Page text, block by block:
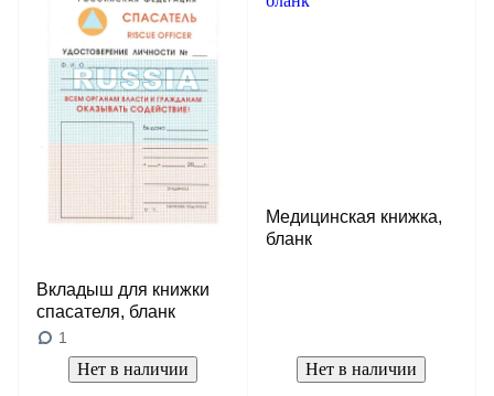
Вкладыш для книжки
спасателя, бланк
1
Нет в наличии
Медицинская книжка,
бланк
Нет в наличии